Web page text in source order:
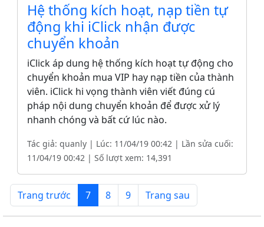
Hệ thống kích hoạt, nạp tiền tự
động khi iClick nhận được
chuyển khoản
iClick áp dung hệ thống kích hoạt tự động cho
chuyển khoản mua VIP hay nạp tiền của thành
viên. iClick hi vọng thành viên viết đúng cú
pháp nội dung chuyển khoản để được xử lý
nhanh chóng và bất cứ lúc nào.
Tác giả: quanly | Lúc: 11/04/19 00:42 | Lần sửa cuối:
11/04/19 00:42 | Số lượt xem: 14,391
Trang trước 7 8 9 Trang sau